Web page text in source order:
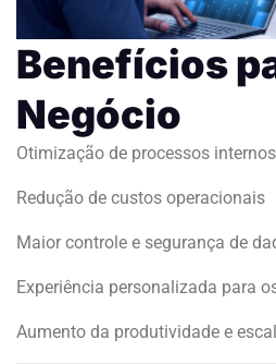
Benefícios
Negócio
Otimização de processos internos
Redução de custos operacionais
Maior controle e segurança de
Experiência personalizada para
Aumento da produtividade e